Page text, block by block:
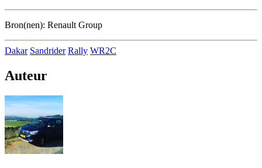
Bron(nen): Renault Group
Dakar Sandrider Rally WR2C
Auteur